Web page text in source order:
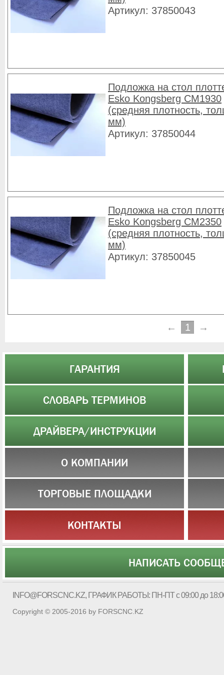
Артикул: 37850043
Подложка на стол
Esko Kongsberg CM1930
(средняя плотность,
мм)
Артикул: 37850044
Подложка на стол
Esko Kongsberg CM2350
(средняя плотность,
мм)
Артикул: 37850045
← 1 →
ГАРАНТИЯ
СЛОВАРЬ ТЕРМИНОВ
ДРАЙВЕРА/ИНСТРУКЦИИ
О КОМПАНИИ
ТОРГОВЫЕ ПЛОЩАДКИ
КОНТАКТЫ
НАПИСАТЬ
INFO@FORSCNC.KZ, ГРАФИК РАБОТЫ: ПН-ПТ с 09:00 до
Copyright © 2005-2016 by FORSCNC.KZ